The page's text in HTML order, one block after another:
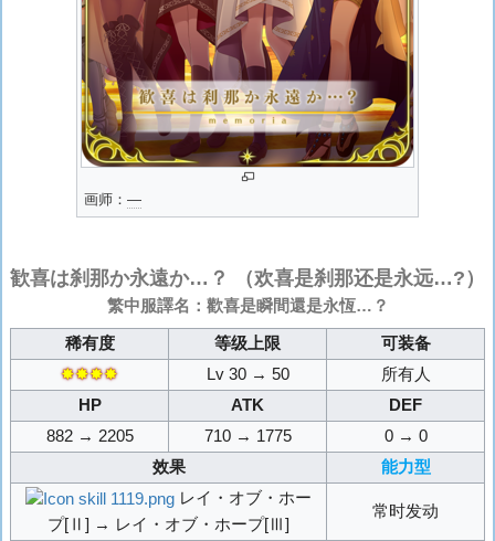
画师： ―
歓喜は刹那か永遠か…？ （欢喜是刹那还是永远…?）
繁中服譯名：歡喜是瞬間還是永恆…？
稀有度 等级上限
可装备
✸✸✸✸
Lv 30 → 50
所有人
HP
ATK
DEF
882 → 2205
710 → 1775
0 → 0
效果
能力型
レイ・オブ・ホー
プ[Ⅱ] → レイ・オブ・ホープ[Ⅲ]
常时发动